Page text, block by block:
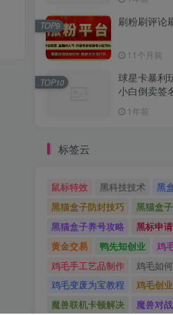
刷粉刷评论
11个月前
TOP9
球星卡暴利
小白倒卖签
避坑指南！​
1年前
TOP10
标签云
鼠标特效 黑科技技术
黑
黑猫盒子防封技巧
黑猫盒
黑猫盒子养号攻略
黑标申请
黄金交易
鸭先知创业
鸡
鸡毛手工艺品制作
鸡毛如
鸡毛变废为宝教程
鸡毛创业
魔兽联机卡顿解决
魔兽对